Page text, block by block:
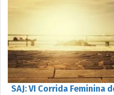
SAJ: VI Corrida Feminina